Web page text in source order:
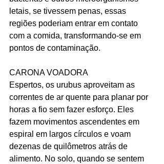
letais, se tivessem penas, essas
regiões poderiam entrar em contato
com a comida, transformando-se em
pontos de contaminação.
CARONA VOADORA
Espertos, os urubus aproveitam as
correntes de ar quente para planar por
horas a fio sem fazer esforço. Eles
fazem movimentos ascendentes em
espiral em largos círculos e voam
dezenas de quilômetros atrás de
alimento. No solo, quando se sentem